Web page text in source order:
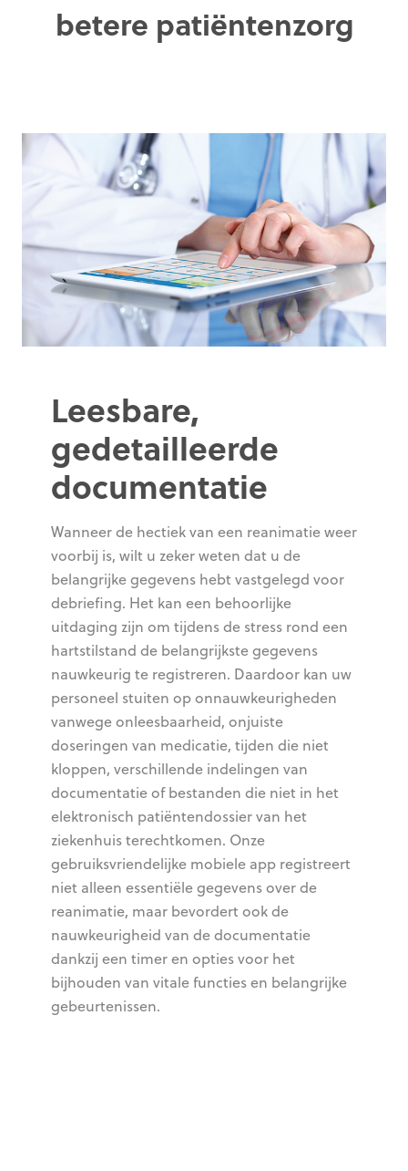
betere patiëntenzorg
Leesbare,
gedetailleerde
documentatie
Wanneer de hectiek van een reanimatie weer
voorbij is, wilt u zeker weten dat u de
belangrijke gegevens hebt vastgelegd voor
debriefing. Het kan een behoorlijke
uitdaging zijn om tijdens de stress rond een
hartstilstand de belangrijkste gegevens
nauwkeurig te registreren. Daardoor kan uw
personeel stuiten op onnauwkeurigheden
vanwege onleesbaarheid, onjuiste
doseringen van medicatie, tijden die niet
kloppen, verschillende indelingen van
documentatie of bestanden die niet in het
elektronisch patiëntendossier van het
ziekenhuis terechtkomen. Onze
gebruiksvriendelijke mobiele app registreert
niet alleen essentiële gegevens over de
reanimatie, maar bevordert ook de
nauwkeurigheid van de documentatie
dankzij een timer en opties voor het
bijhouden van vitale functies en belangrijke
gebeurtenissen.